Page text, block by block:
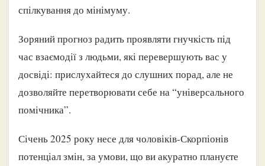
спілкування до мінімуму.
Зоряний прогноз радить проявляти гнучкість під
час взаємодії з людьми, які перевершують вас у
досвіді: прислухайтеся до слушних порад, але не
дозволяйте перетворювати себе на “універсального
помічника”.
Січень 2025 року несе для чоловіків-Скорпіонів
потенціал змін, за умови, що ви акуратно плануєте